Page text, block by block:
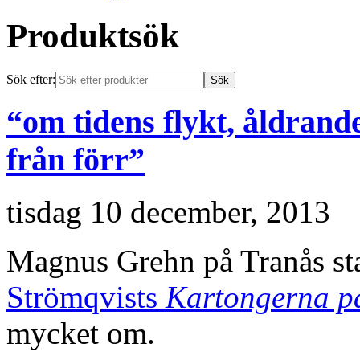
Produktsök
Sök efter:
“om tidens flykt,
från förr”
tisdag 10 december, 2013
Magnus Grehn på Tranås
Strömqvists Kartongerna
mycket om.